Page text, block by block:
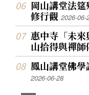
岡山講堂法
修行觀2026-06-
惠中寺「未
山拾得與禪
鳳山講堂佛
2026-06-28